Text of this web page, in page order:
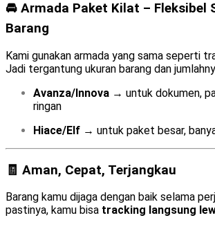
🚘 Armada Paket Kilat – Fleksibel
Barang
Kami gunakan armada yang sama seperti
Jadi tergantung ukuran barang dan
Avanza/Innova → untuk dokumen,
ringan
Hiace/Elf → untuk paket besar,
🧾 Aman, Cepat, Terjangkau
Barang kamu dijaga dengan baik selama
pastinya, kamu bisa tracking langsung